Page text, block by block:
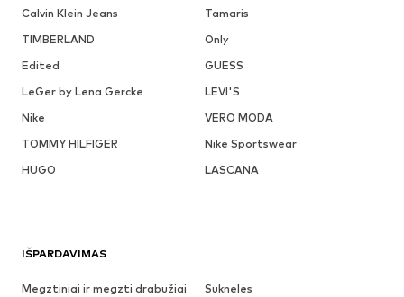
Calvin Klein Jeans
Tamaris
TIMBERLAND
Only
Edited
GUESS
LeGer by Lena Gercke
LEVI'S
Nike
VERO MODA
TOMMY HILFIGER
Nike Sportswear
HUGO
LASCANA
IŠPARDAVIMAS
Megztiniai ir megzti drabužiai
Suknelės